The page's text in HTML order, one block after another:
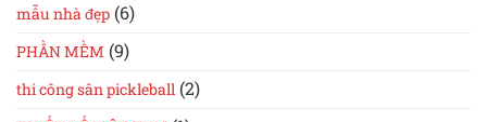
mẫu nhà đẹp (6)
PHẦN MỀM (9)
thi công sân pickleball (2)